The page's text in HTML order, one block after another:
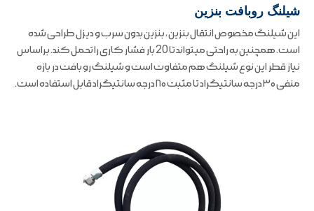
شیلنگ روبافت بنزین
این شیلنگ مخصوص انتقال بنزین ، بنزین بدون سرب و دیزل طراحی شده
است. همچنین به راحتی میتواند تا 20 بار فشار کاری را تحمل کند. براساس
نیاز قطر این نوع شیلنگ هم متفاوت است و شیلنگ رو بافت در بازه
منفی ۳۰ درجه سانتیگراد تا مثبت ۸۰ درجه سانتیگراد قابل استفاده است.